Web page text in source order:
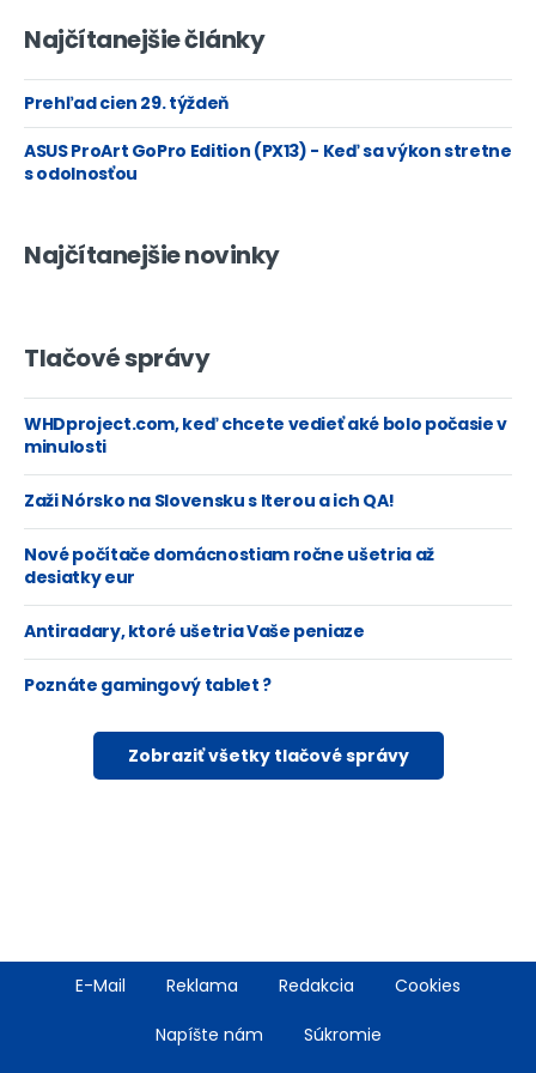
Najčítanejšie články
Prehľad cien 29. týždeň
ASUS ProArt GoPro Edition (PX13) - Keď sa výkon stretne
s odolnosťou
Najčítanejšie novinky
Tlačové správy
WHDproject.com, keď chcete vedieť aké bolo počasie v
minulosti
Zaži Nórsko na Slovensku s Iterou a ich QA!
Nové počítače domácnostiam ročne ušetria až
desiatky eur
Antiradary, ktoré ušetria Vaše peniaze
Poznáte gamingový tablet ?
Zobraziť všetky tlačové správy
FooterE-Mail Reklama Redakcia Cookies
Napíšte nám Súkromie